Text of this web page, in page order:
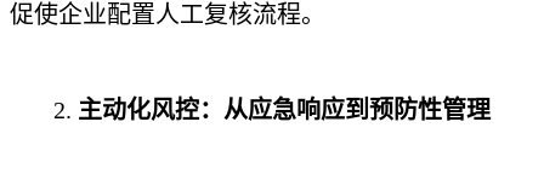
促使企业配置人工复核流程。
2. 主动化风控：从应急响应到预防性管理